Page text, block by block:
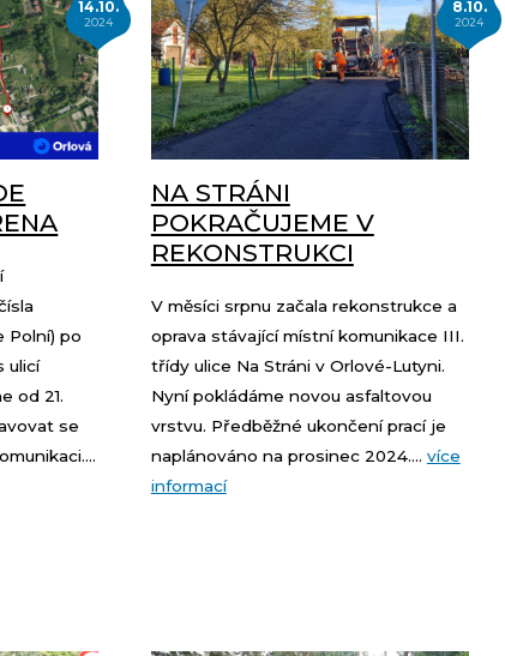
14.10.
2024
Polní) po
ulicí
od 21.
se
8.10.
2024
NA STRÁNI
POKRAČUJEME V
REKONSTRUKCI
V měsíci srpnu začala rekonstrukce a
oprava stávající místní komunikace III.
třídy ulice Na Stráni v Orlové-Lutyni.
Nyní pokládáme novou asfaltovou
vrstvu. Předběžné ukončení prací je
naplánováno na prosinec 2024.... více
informací